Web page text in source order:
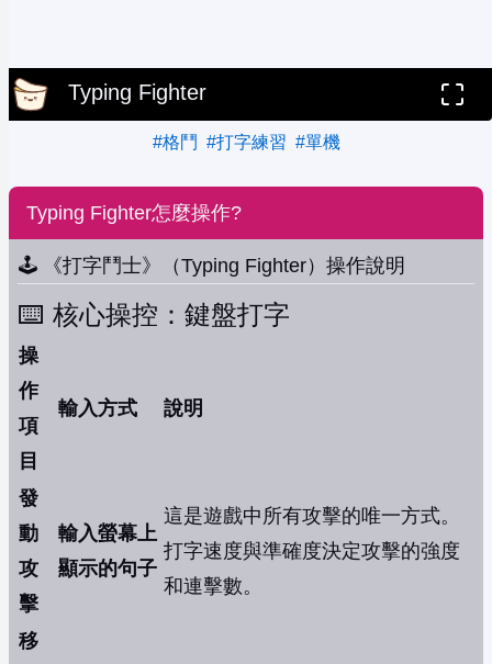
Typing Fighter
#格鬥 #打字練習 #單機
Typing Fighter怎麼操作?
🕹️ 《打字鬥士》（Typing Fighter）操作說明
⌨️ 核心操控：鍵盤打字
操
作
項
目
輸入方式 說明
發
動
攻
擊
輸入螢幕上
顯示的句子
這是遊戲中所有攻擊的唯一方式。
打字速度與準確度決定攻擊的強度
和連擊數。
移